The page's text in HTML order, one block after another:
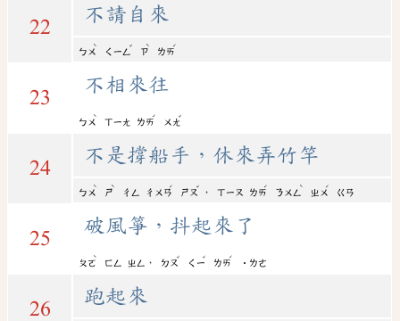
22
不請自來
ㄅㄨ
ˋ
ㄑㄧㄥ
ˇ
ㄗ
ˋ
ㄌㄞ
ˊ
23
不相來往
ㄅㄨ
ˋ
ㄒㄧㄤ ㄌㄞ
ˊ
ㄨㄤ
ˇ
24
不是撐船手，休來弄竹竿
ㄅㄨ
ˋ
ㄕ
ˋ
ㄔㄥ ㄔㄨㄢ
ˊ
ㄕㄡ
ˇ
， ㄒㄧㄡ ㄌㄞ
ˊ
ㄋㄨㄥ
ˋ
ㄓㄨ
ˊ
ㄍㄢ
25
破風箏，抖起來了
ㄆㄛ
ˋ
ㄈㄥ ㄓㄥ ， ㄉㄡ
ˇ
ㄑㄧ
ˇ
ㄌㄞ
ˊ
˙ㄌㄜ
26
跑起來